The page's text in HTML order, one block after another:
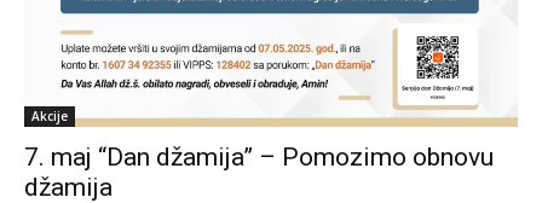
Akcije
7. maj “Dan džamija” – Pomozimo obnovu
džamija